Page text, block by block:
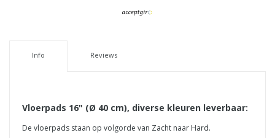
Info Reviews
Vloerpads 16" (Ø 40 cm), diverse kleuren leverbaar:
De vloerpads staan op volgorde van Zacht naar Hard.